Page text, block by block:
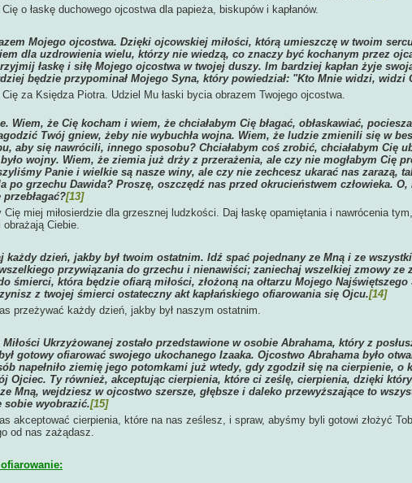
o łaskę duchowego ojcostwa dla papieża, biskupów i kapłanów.
Mojego ojcostwa. Dzięki ojcowskiej miłości, którą umieszczę w twoim
dla uzdrowienia wielu, którzy nie wiedzą, co znaczy być kochanym przez
łaskę i siłę Mojego ojcostwa w twojej duszy. Im bardziej kapłan żyje
będzie przypominał Mojego Syna, który powiedział: "Kto Mnie widzi, widzi
za Księdza Piotra. Udziel Mu łaski bycia obrazem Twojego ojcostwa.
Wiem, że Cię kocham i wiem, że chciałabym Cię błagać, obłaskawiać,
Twój gniew, żeby nie wybuchła wojna. Wiem, że ludzie zmienili się w
aby się nawrócili, innego sposobu? Chciałabym coś zrobić, chciałabym Cię
wojny. Wiem, że ziemia już drży z przerażenia, ale czy nie mogłabym Cię
Panie i wielkie są nasze winy, ale czy nie zechcesz ukarać nas zarazą,
po grzechu Dawida? Proszę, oszczędź nas przed okrucieństwem człowieka. O,
przebłagać?[13]
Cię miej miłosierdzie dla grzesznej ludzkości. Daj łaskę opamiętania i nawrócenia
Ciebie.
każdy dzień, jakby był twoim ostatnim. Idź spać pojednany ze Mną i ze
przywiązania do grzechu i nienawiści; zaniechaj wszelkiej zmowy ze
śmierci, która będzie ofiarą miłości, złożoną na ołtarzu Mojego Najświętszego
z twojej śmierci ostateczny akt kapłańskiego ofiarowania się Ojcu.[14]
przeżywać każdy dzień, jakby był naszym ostatnim.
Ukrzyżowanej zostało przedstawione w osobie Abrahama, który z
gotowy ofiarować swojego ukochanego Izaaka. Ojcostwo Abrahama było
napełniło ziemię jego potomkami już wtedy, gdy zgodził się na cierpienie, o
Ojciec. Ty również, akceptując cierpienia, które ci ześlę, cierpienia, dzięki
Mną, wejdziesz w ojcostwo szersze, głębsze i daleko przewyższające to
sobie wyobrazić.[15]
akceptować cierpienia, które na nas ześlesz, i spraw, abyśmy byli gotowi złożyć
od nas zażądasz.